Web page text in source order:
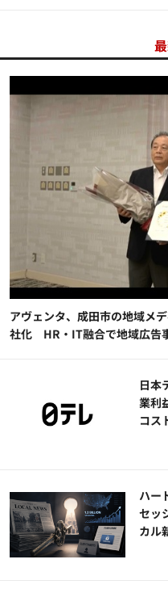
アヴェンタ、成田市の地域メ
社化 HR・IT融合で地域広告
日本
業利
コス
ハー
セッ
カル